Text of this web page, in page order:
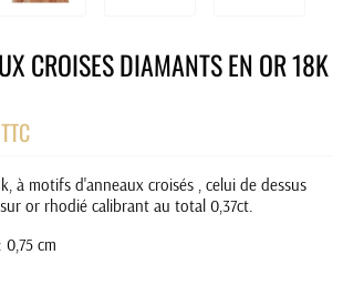
CROISES DIAMANTS EN OR 18K
TTC
à motifs d'anneaux croisés , celui de dessus
or rhodié calibrant au total 0,37ct.
cm